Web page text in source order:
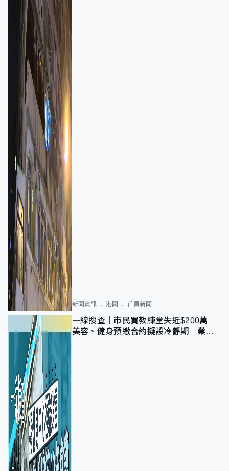
新聞資訊 港聞 首頁新聞
一線搜查｜市民買教練堂失近$200萬
美容、健身預繳合約擬設冷靜期 業界